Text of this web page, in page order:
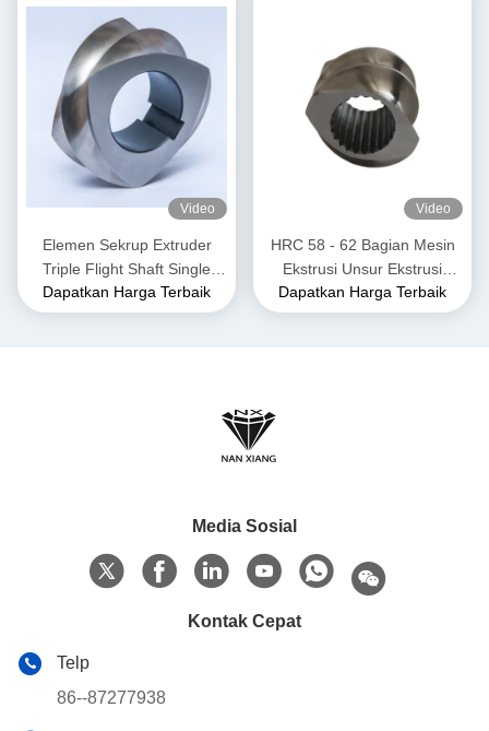
Video
Elemen Sekrup Extruder
Triple Flight Shaft Single
Spline untuk Komposisi
Karet Plastik
Dapatkan Harga Terbaik
Video
HRC 58 - 62 Bagian Mesin
Ekstrusi Unsur Ekstrusi
Sekrup Kembar Untuk Suhu
Tinggi
Dapatkan Harga Terbaik
Media Sosial
Kontak Cepat
Telp
86--87277938